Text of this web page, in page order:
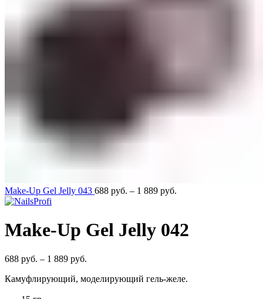
Make-Up Gel Jelly 043 688 руб. – 1 889 руб.
Make-Up Gel Jelly 042
688 руб. – 1 889 руб.
Камуфлирующий, моделирующий гель-желе.